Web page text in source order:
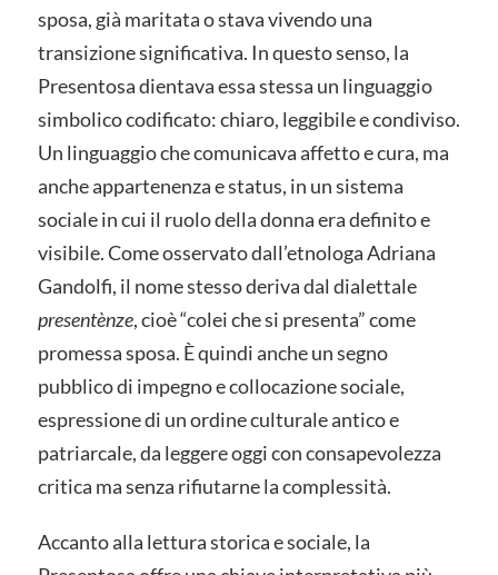
sposa, già maritata o stava vivendo una
transizione significativa. In questo senso, la
Presentosa dientava essa stessa un linguaggio
simbolico codificato: chiaro, leggibile e condiviso.
Un linguaggio che comunicava affetto e cura, ma
anche appartenenza e status, in un sistema
sociale in cui il ruolo della donna era definito e
visibile. Come osservato dall’etnologa Adriana
Gandolfi, il nome stesso deriva dal dialettale
presentènze, cioè “colei che si presenta” come
promessa sposa. È quindi anche un segno
pubblico di impegno e collocazione sociale,
espressione di un ordine culturale antico e
patriarcale, da leggere oggi con consapevolezza
critica ma senza rifiutarne la complessità.
Accanto alla lettura storica e sociale, la